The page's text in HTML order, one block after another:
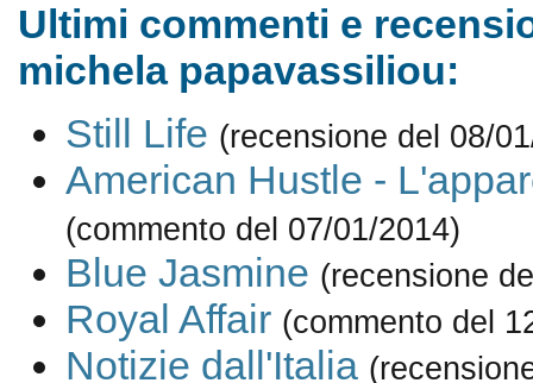
Ultimi commenti e
michela papavassiliou:
Still Life (recensione del 08/
American Hustle -
(commento del 07/01/2014)
Blue Jasmine (recensione
Royal Affair (commento del
Notizie dall'Italia